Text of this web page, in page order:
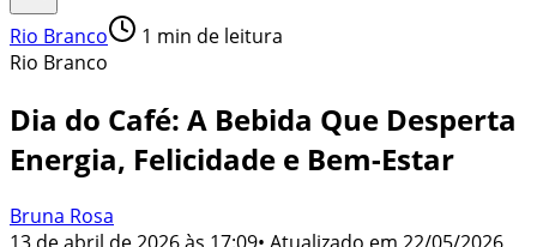
Rio Branco 1 min de leitura
Rio Branco
Dia do Café: A Bebida Que Desperta
Energia, Felicidade e Bem-Estar
Bruna Rosa